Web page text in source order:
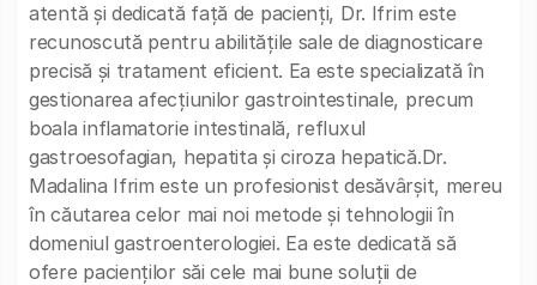
atentă și dedicată față de pacienți, Dr. Ifrim este
recunoscută pentru abilitățile sale de diagnosticare
precisă și tratament eficient. Ea este specializată în
gestionarea afecțiunilor gastrointestinale, precum
boala inflamatorie intestinală, refluxul
gastroesofagian, hepatita și ciroza hepatică.Dr.
Madalina Ifrim este un profesionist desăvârșit, mereu
în căutarea celor mai noi metode și tehnologii în
domeniul gastroenterologiei. Ea este dedicată să
ofere pacienților săi cele mai bune soluții de